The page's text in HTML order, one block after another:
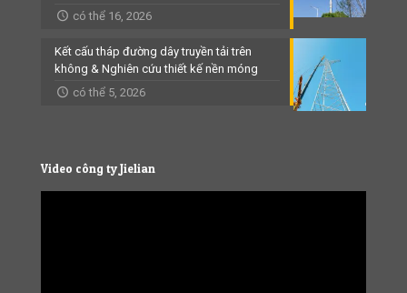
có thể 16, 2026
Kết cấu tháp đường dây truyền tải trên
không & Nghiên cứu thiết kế nền móng
có thể 5, 2026
Video công ty Jielian